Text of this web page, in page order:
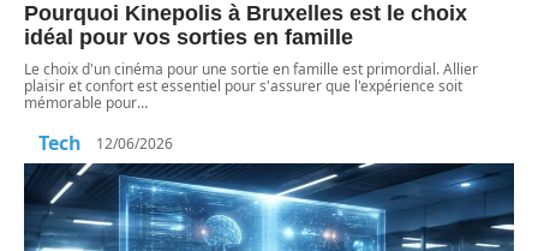
Pourquoi Kinepolis à Bruxelles est le choix
idéal pour vos sorties en famille
Le choix d'un cinéma pour une sortie en famille est primordial. Allier
plaisir et confort est essentiel pour s'assurer que l'expérience soit
mémorable pour…
Tech 12/06/2026